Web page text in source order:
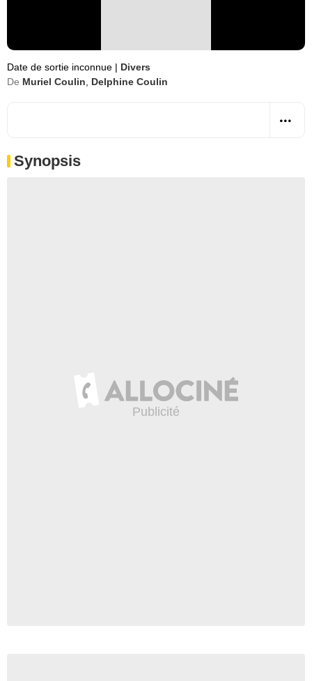
Date de sortie inconnue | Divers
De Muriel Coulin Delphine Coulin
Synopsis